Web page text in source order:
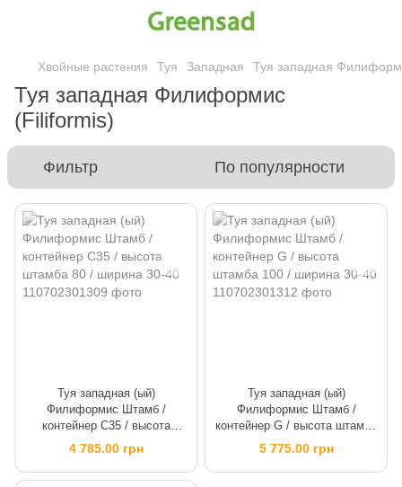
Хвойные растения Туя Западная Туя западная
Туя западная Филиформис
(Filiformis)
Фильтр По популярности
Туя западная (ый)
Филиформис Штамб /
контейнер C35 / высота
штамба 80 / ширина 30-40
4 785.00 грн
Туя западная (ый)
Филиформис Штамб /
контейнер G / высота штамба
100 / ширина 30-40
5 775.00 грн